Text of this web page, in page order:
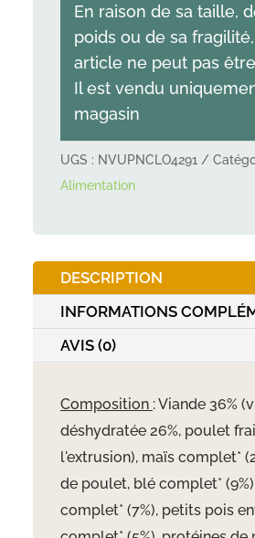
En raison de sa taille,
poids ou de sa
article ne peut pas
Il est vendu
magasin
UGS : NVUPNCLO4291
Alimentation
DESCRIPTION
INFORMATIONS
AVIS (0)
Composition : Viande 36%
déshydratée 26%, poulet
l'extrusion), maïs complet*
de poulet, blé complet*
complet* (7%), petits pois